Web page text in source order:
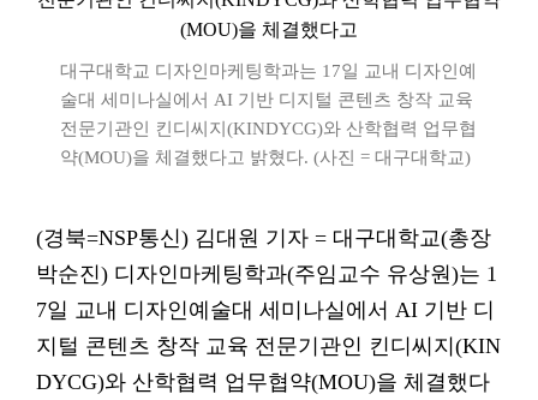
대구대학교 디자인마케팅학과는 17일 교내 디자인예
술대 세미나실에서 AI 기반 디지털 콘텐츠 창작 교육
전문기관인 킨디씨지(KINDYCG)와 산학협력 업무협
약(MOU)을 체결했다고 밝혔다. (사진 = 대구대학교)
(경북=NSP통신) 김대원 기자 = 대구대학교(총장
박순진) 디자인마케팅학과(주임교수 유상원)는 1
7일 교내 디자인예술대 세미나실에서 AI 기반 디
지털 콘텐츠 창작 교육 전문기관인 킨디씨지(KIN
DYCG)와 산학협력 업무협약(MOU)을 체결했다